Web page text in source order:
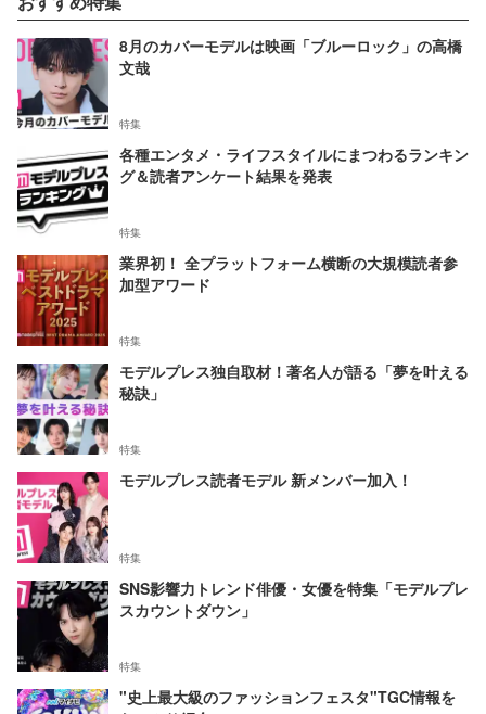
8月のカバーモデルは映画「ブルーロック」の高橋
文哉
特集
各種エンタメ・ライフスタイルにまつわるランキン
グ＆読者アンケート結果を発表
特集
業界初！ 全プラットフォーム横断の大規模読者参
加型アワード
特集
モデルプレス独自取材！著名人が語る「夢を叶える
秘訣」
特集
モデルプレス読者モデル 新メンバー加入！
特集
SNS影響力トレンド俳優・女優を特集「モデルプレ
スカウントダウン」
特集
"史上最大級のファッションフェスタ"TGC情報を